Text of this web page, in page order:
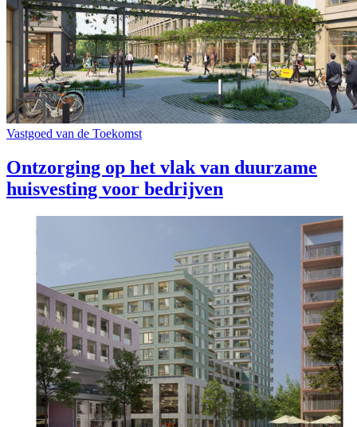
Vastgoed van de Toekomst
Ontzorging op het vlak van duurzame
huisvesting voor bedrijven